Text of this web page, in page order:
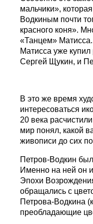
мальчики»,
Водкиным почти
красного коня».
«Танцем»
Матисса уже купил
Сергей Щукин, и
В это же время
интересоваться
20 века
мир понял, какой
живописи до сих
Петров-Водкин
Именно на ней он
Эпохи
обращались с
Петрова-Водкина
преобладающие